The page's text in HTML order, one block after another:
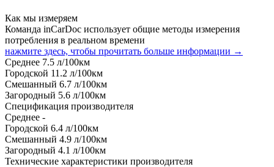
Как мы измеряем
Команда inCarDoc использует общие методы измерения
потребления в реальном времени
нажмите здесь, чтобы прочитать больше информации →
Среднее 7.5 л/100км
Городской 11.2 л/100км
Смешанный 6.7 л/100км
Загородный 5.6 л/100км
Спецификация производителя
Среднее -
Городской 6.4 л/100км
Смешанный 4.9 л/100км
Загородный 4.1 л/100км
Технические характеристики производителя